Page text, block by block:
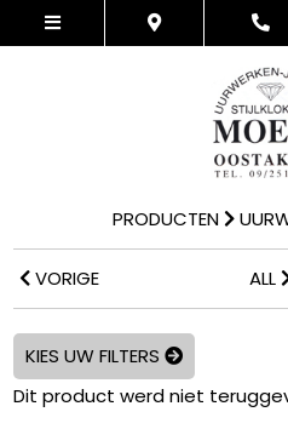
PRODUCTEN
VORIGE ALL
KIES UW FILTERS
Dit product werd niet